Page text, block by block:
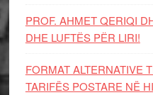
PROF. AHMET QERIQI
DHE LUFTЁS PЁR LIRI!
FORMAT ALTERNATIVE
TARIFËS POSTARE NË